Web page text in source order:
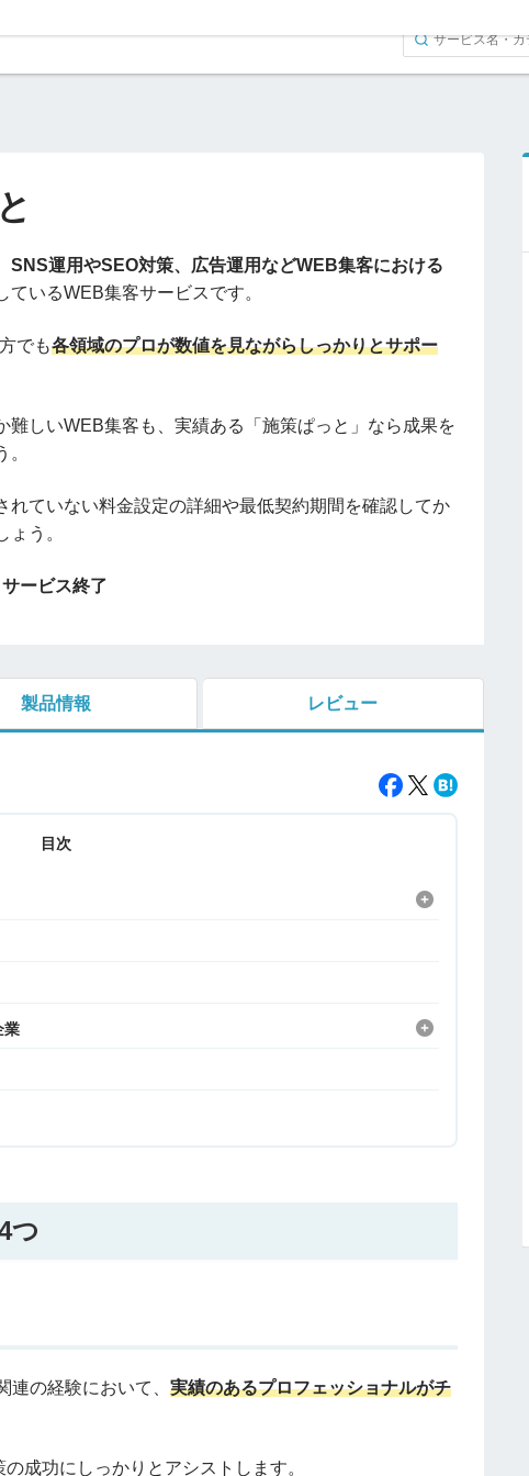
SNS運用やSEO対策、広告運用などWEB集客における
ているWEB集客サービスです。
でも各領域のプロが数値を見ながらしっかりとサポー
難しいWEB集客も、実績ある「施策ぱっと」なら成果を
れていない料金設定の詳細や最低契約期間を確認してか
ょう。
ービス終了
製品情報 レビュー
目次
業
つ
の経験において、 実績のあるプロフェッショナルがチ
成功にしっかりとアシストします。